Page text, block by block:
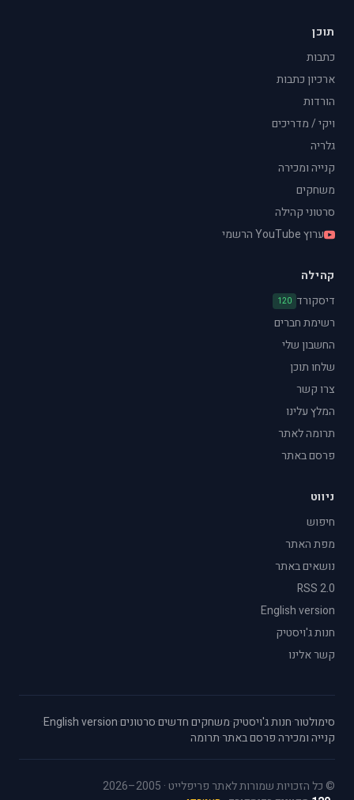
תוכן
כתבות
ארכיון כתבות
הורדות
ויקי / מדריכים
גלריה
קנייה ומכירה
משחקים
סרטוני קהילה
ערוץ YouTube הרשמי
קהילה
דיסקורד 120
רשימת חברים
החשבון שלי
שלחו תוכן
צרו קשר
המלץ עלינו
תרומה לאתר
פרסם באתר
ניווט
חיפוש
מפת האתר
נושאים באתר
RSS 2.0
English version
חנות ג'ויסטיק
קשר אלינו
סימולטור·חנות ג'ויסטיק·משחקים חדשים·סרטונים·
English version
·
קנייה ומכירה·פרסם באתר·תרומה
© כל הזכויות שמורות לאתר פריפלייט · 2005–2026